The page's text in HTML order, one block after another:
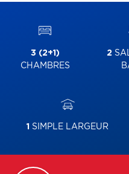
3 (2+1)
CHAMBRES
2
1 SIMPLE LARGEUR